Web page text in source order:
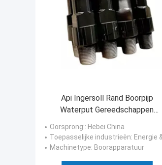
Api Ingersoll Rand Boorpijp
Waterput Gereedschappen
Energie En Mijnbouw
Oorsprong:: Hebei China
Toepasselijke industrieën: Energie & Mijnbouw, Constructiewerkzaamheden, Mijnbouw,
Machinetype: Boorapparatuur